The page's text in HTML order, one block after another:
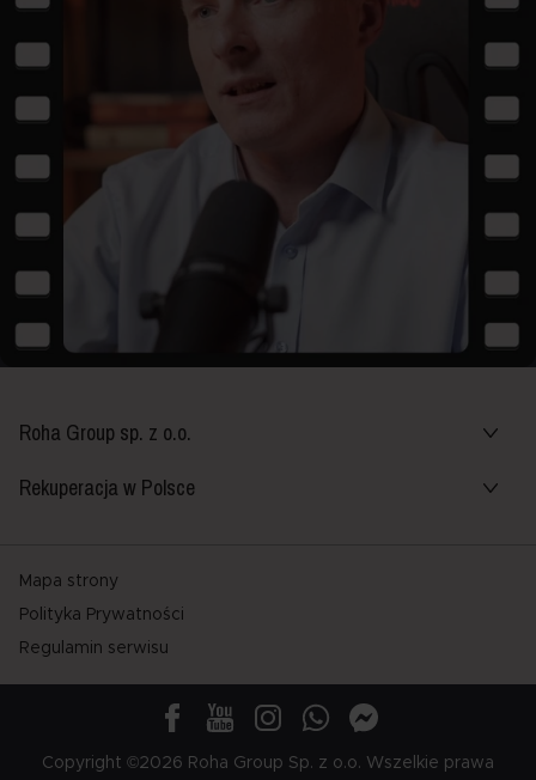
Roha Group sp. z o.o.
Rekuperacja w Polsce
Mapa strony
Polityka Prywatności
Regulamin serwisu
Copyright ©2026 Roha Group Sp. z o.o. Wszelkie prawa